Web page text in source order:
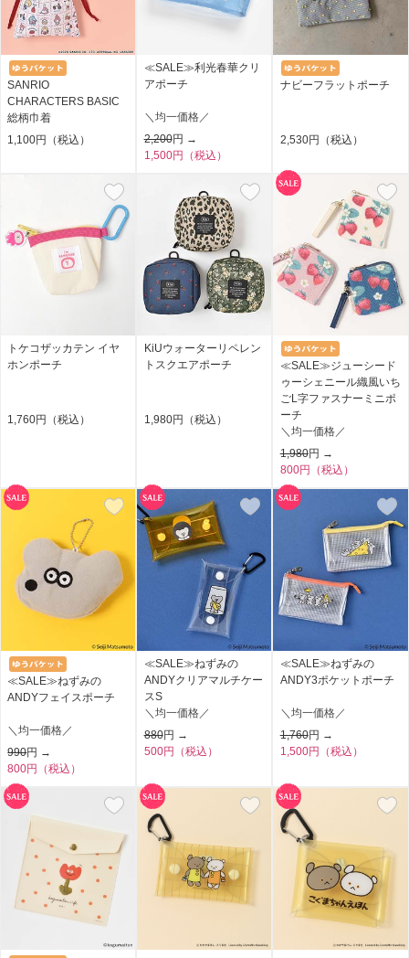
SANRIO
CHARACTERS BASIC
総柄巾着
1,100円（税込）
≪SALE≫利光春華クリ
アポーチ
＼均一価格／
2,200円 →
1,500円（税込）
ナビーフラットポーチ
2,530円（税込）
トケコザッカテン イヤ
ホンポーチ
1,760円（税込）
KiUウォーターリペレン
トスクエアポーチ
1,980円（税込）
≪SALE≫ジューシード
ゥーシェニール織風いち
ごL字ファスナーミニポ
ーチ
＼均一価格／
1,980円 →
800円（税込）
≪SALE≫ねずみの
ANDYフェイスポーチ
＼均一価格／
990円 →
800円（税込）
≪SALE≫ねずみの
ANDYクリアマルチケー
スS
＼均一価格／
880円 →
500円（税込）
≪SALE≫ねずみの
ANDY3ポケットポーチ
＼均一価格／
1,760円 →
1,500円（税込）